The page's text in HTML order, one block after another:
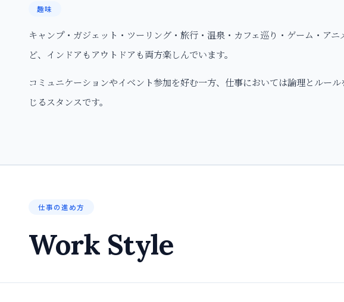
趣味
キャンプ・ガジェット・ツーリング・旅行・温泉・カフェ巡り・ゲーム・アニ
ど、インドアもアウトドアも両方楽しんでいます。
コミュニケーションやイベント参加を好む一方、仕事においては論理とルール
じるスタンスです。
仕事の進め方
Work Style